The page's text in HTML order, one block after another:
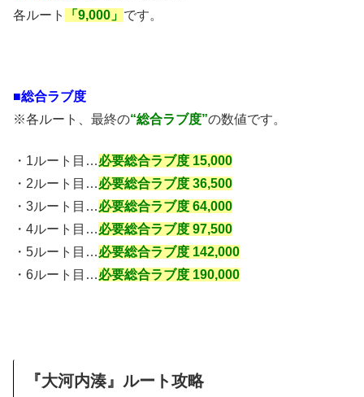
各ルート
「9,000」 です。
■総合ラブ度
※各ルート、最終の“総合ラブ度”の数値です。
・1ルート目…必要総合ラブ度 15,000
・2ルート目…必要総合ラブ度 36,500
・3ルート目…必要総合ラブ度 64,000
・4ルート目…必要総合ラブ度 97,500
・5ルート目…必要総合ラブ度 142,000
・6ルート目…必要総合ラブ度 190,000
『大河内湊』ルート攻略